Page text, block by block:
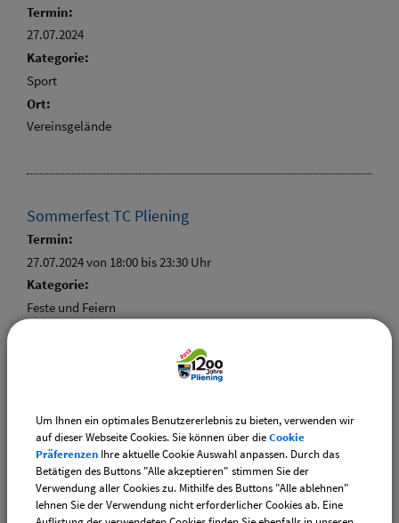
Termin:
27.07.2024
Kategorie:
Sport
Ort:
Vereinsgelände
Sommerfest TC Pliening
Termin:
27.07.2024 von 18:00 bis 23:30 Uhr
Kategorie:
Feste und Feiern
Weiterführende Links
Vereinsangebote speziell für junge Leute
Diese Vereine bieten Veranstaltungen speziell für junge
Um Ihnen ein optimales Benutzererlebnis zu bieten, verwenden wir
auf dieser Webseite Cookies. Sie können über dieCookie
Präferenzen Ihre aktuelle Cookie Auswahl anpassen. Durch das
Betätigen des Buttons "Alle akzeptieren" stimmen Sie der
Verwendung aller Cookies zu. Mithilfe des Buttons "Alle ablehnen"
lehnen Sie der Verwendung nicht erforderlicher Cookies ab. Eine